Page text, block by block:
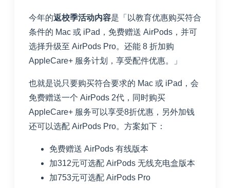
今年的返校季活动内容是「以教育优惠购买符合
条件的 Mac 或 iPad，免费赠送 AirPods，并可
选择升级至 AirPods Pro。还能 8 折加购
AppleCare+ 服务计划，享受配件优惠。」
也就是说只要购买符合要求的 Mac 或 iPad，会
免费赠送一个 AirPods 2代，同时购买
AppleCare+ 服务可以享受8折优惠，另外加钱
还可以选配 AirPods Pro。方案如下：
免费赠送 AirPods 有线版本
加312元可选配 AirPods 无线充电盒版本
加753元可选配 AirPods Pro